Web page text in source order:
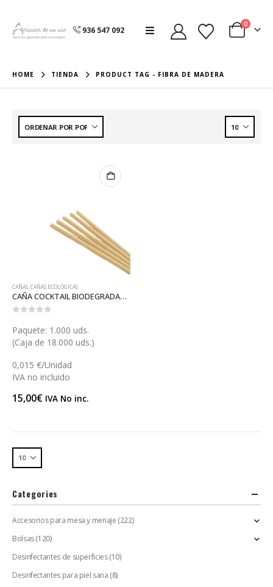
936 547 092
0
HOME TIENDA PRODUCT TAG - FIBRA DE MADERA
CAÑAS,CAÑAS ECOLÓGICAS
CAÑA COCKTAIL BIODEGRADABLE FIBRA DE MADERA 15 (X031M)
Paquete: 1.000 uds.
(Caja de 18.000 uds.)
0,015 €/Unidad
IVA no incluido
15,00€ IVA No inc.
Categories
Accesorios para mesa y menaje (222)
Bolsas(120)
Desinfectantes de superficies (10)
Desinfectantes para piel sana (8)